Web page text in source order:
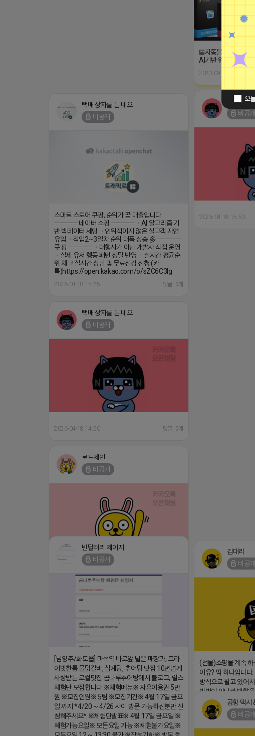
오
▤자동블로그배포 및
AI기반 원고생성기
2023-09-06 14:23:34
택배 상
비공개
2026-04-18 15:53
택배 상자를 든 네오
비공개
스마트 스토어 쿠팡, 순위가 곧 매출입니다
──── 네이버 쇼핑 ──── ㆍAI 알고리즘 기
반 빅데이터 세팅 ㆍ인위적이지 않은 실고객 자연
유입 ㆍ작업2~3일차 순위 대폭 상승 多 ────
쿠 팡 ──── ㆍ대행사가 아닌 개발사 직접 운영
ㆍ실제 유저 행동 패턴 정밀 반영 ㆍ실시간 평균순
위 체크 실시간 상담 및 무료점검 신청 (카
톡)https://open.kakao.com/o/sZC6C3Ig
2026-04-18 15:25 댓글: 0개
택배 상자를 든 네오
비공개
2026-04-18 14:50 댓글: 0개
로드제인
비공개
2026-04-18 17:23
댓글:20개
빈털터리 제이지
비공개
[남양주/화도읍] 마석역 바로앞 넓은 매장과, 프라
이빗한룸 물닭갈비, 삼계탕, 추어탕 맛집 10년넘게
사랑받는 로컬맛집 곰나루추어탕에서 블로그, 릴스
체험단 모집합니다 ※체험메뉴※ 자유이용권 5만
원 ※모집인원※ 5팀 ※모집기간※ 4월 17일 금요
일 까지 *4/20 ~ 4/26 사이 방문 가능하신분만 신
청해주세요* ※체험단발표※ 4월 17일 금요일 ※
체험가능요일※ 모든요일 가능 ※체험불가요일※
김대리
비공개
(선물)쇼핑몰 계속
이유? 딱 하나입니
방식으로 팔고 있어
방법이 아니라 방향
녁9시 ╰➤지금 구조
https://
공항 택시
비공개